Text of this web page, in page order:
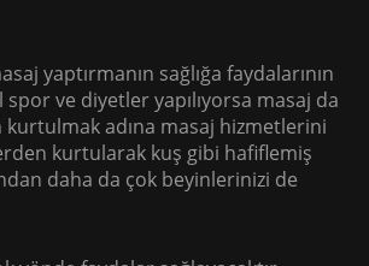
yaptırmanın sağlığa faydalarının
ve diyetler yapılıyorsa masaj da
kurtulmak adına masaj hizmetlerini
kurtularak kuş gibi hafiflemiş
daha da çok beyinlerinizi de